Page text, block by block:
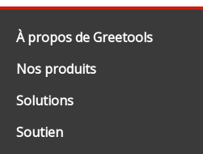
À propos de Greetools
Nos produits
Solutions
Soutien